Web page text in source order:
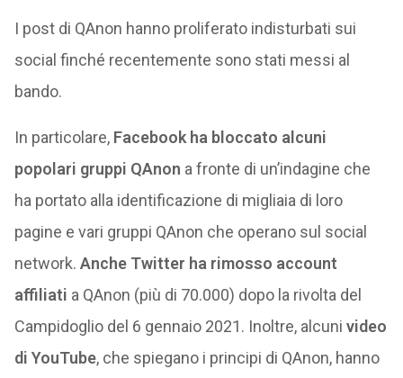
I post di QAnon hanno proliferato indisturbati sui
social finché recentemente sono stati messi al
bando.
In particolare, Facebook ha bloccato alcuni
popolari gruppi QAnon a fronte di un’indagine che
ha portato alla identificazione di migliaia di loro
pagine e vari gruppi QAnon che operano sul social
network. Anche Twitter ha rimosso account
affiliati a QAnon (più di 70.000) dopo la rivolta del
Campidoglio del 6 gennaio 2021. Inoltre, alcuni video
di YouTube, che spiegano i principi di QAnon, hanno